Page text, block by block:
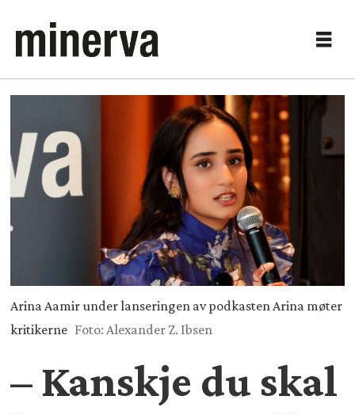
Arina Aamir under lanseringen av podkasten Arina møter
kritikerne Foto: Alexander Z. Ibsen
– Kanskje du skal